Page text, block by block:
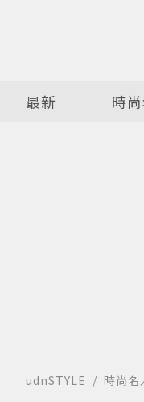
最新 時
udnSTYLE 時尚名